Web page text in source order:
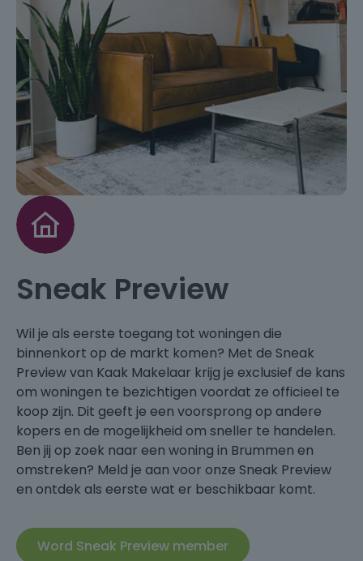
Sneak Preview
Wil je als eerste toegang tot woningen die
binnenkort op de markt komen? Met de Sneak
Preview van Kaak Makelaar krijg je exclusief de kans
om woningen te bezichtigen voordat ze officieel te
koop zijn. Dit geeft je een voorsprong op andere
kopers en de mogelijkheid om sneller te handelen.
Ben jij op zoek naar een woning in Brummen en
omstreken? Meld je aan voor onze Sneak Preview
en ontdek als eerste wat er beschikbaar komt.
Word Sneak Preview member